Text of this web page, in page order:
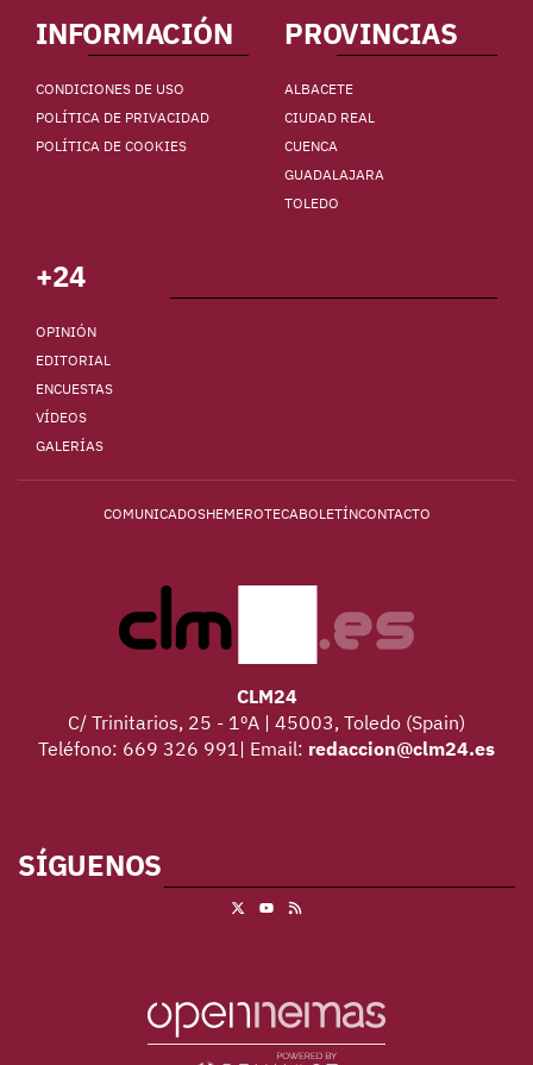
INFORMACIÓN
CONDICIONES DE USO
POLÍTICA DE PRIVACIDAD
POLÍTICA DE COOKIES
PROVINCIAS
ALBACETE
CIUDAD REAL
CUENCA
GUADALAJARA
TOLEDO
+24
OPINIÓN
EDITORIAL
ENCUESTAS
VÍDEOS
GALERÍAS
COMUNICADOSHEMEROTECABOLETÍNCONTACTO
CLM24
C/ Trinitarios, 25 - 1ºA | 45003, Toledo (Spain)
Teléfono: 669 326 991| Email: redaccion@clm24.es
SÍGUENOS